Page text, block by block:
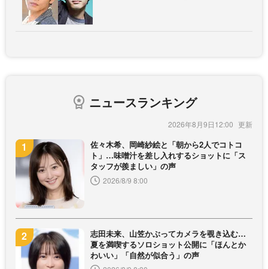
ニュースランキング
2026年8月9日12:00
佐々木希、岡崎紗絵と「朝から2人でコトコ
ト」…味噌汁を差し入れするショットに「ス
タッフが羨ましい」の声
2026/8/9 8:00
志田未来、山笠かぶってカメラを覗き込む…
夏を満喫するソロショット公開に「ほんとか
わいい」「自然が似合う」の声